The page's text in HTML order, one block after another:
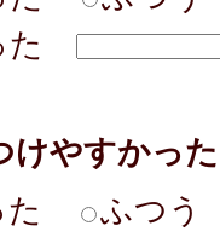
けやすかっ
ふつう